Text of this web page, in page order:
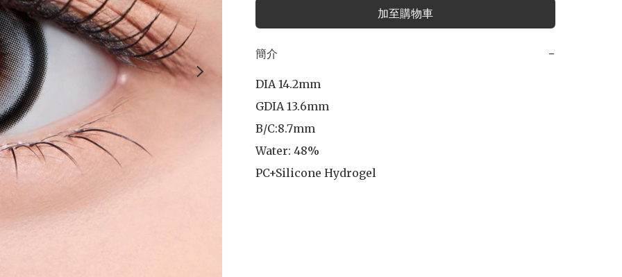
加至購物車
簡介 −
DIA 14.2mm
GDIA 13.6mm
B/C:8.7mm
Water: 48%
PC+Silicone Hydrogel